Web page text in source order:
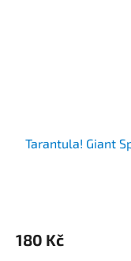
Tarantula! Giant
180 Kč